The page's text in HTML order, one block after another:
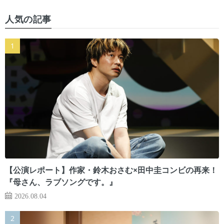
人気の記事
【公演レポート】作家・鈴木おさむ×田中圭コンビの再来！
『母さん、ラブソングです。』
2026.08.04